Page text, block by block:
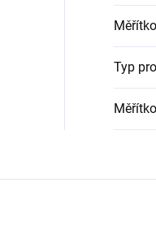
Měřítko
Typ
Měřítko